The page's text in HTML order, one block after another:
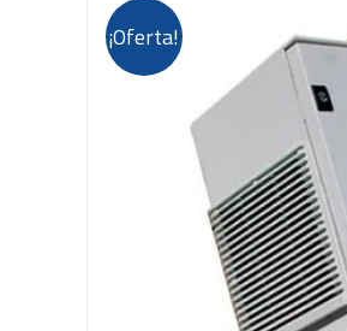
¡Oferta!